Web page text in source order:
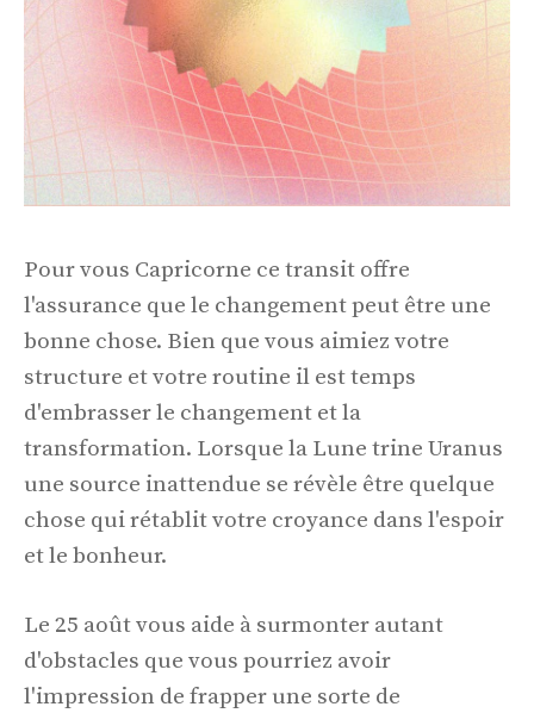
Pour vous Capricorne ce transit offre
l'assurance que le changement peut être une
bonne chose. Bien que vous aimiez votre
structure et votre routine il est temps
d'embrasser le changement et la
transformation. Lorsque la Lune trine Uranus
une source inattendue se révèle être quelque
chose qui rétablit votre croyance dans l'espoir
et le bonheur.
Le 25 août vous aide à surmonter autant
d'obstacles que vous pourriez avoir
l'impression de frapper une sorte de